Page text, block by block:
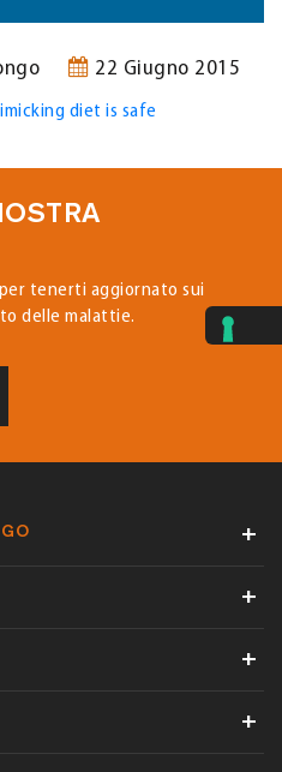
22 Giugno 2015
diet is safe
tenerti aggiornato sui
delle malattie.